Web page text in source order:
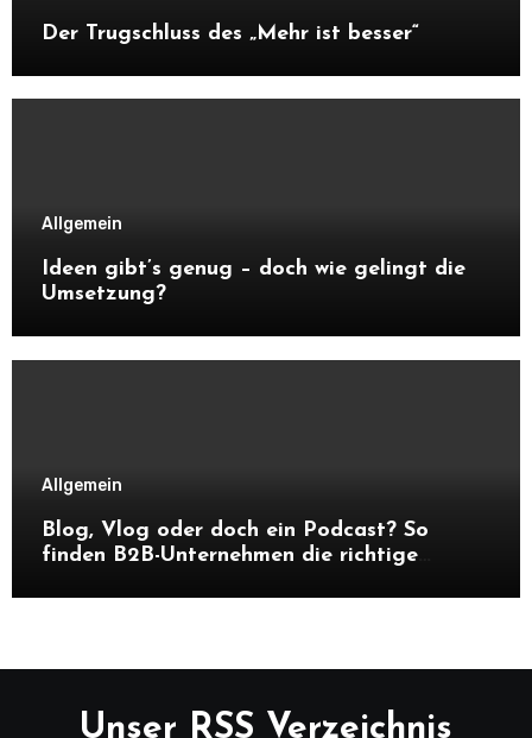
Der Trugschluss des „Mehr ist besser“
Allgemein
Ideen gibt’s genug – doch wie gelingt die
Umsetzung?
Allgemein
Blog, Vlog oder doch ein Podcast? So
finden B2B-Unternehmen die richtige
Unser RSS Verzeichnis